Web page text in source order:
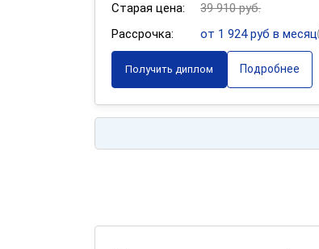
Старая цена:
39 910 руб.
Рассрочка:
от 1 924 руб в месяц
Получить диплом Подробнее